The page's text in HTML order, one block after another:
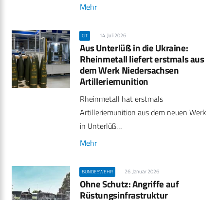
Mehr
CIT 14. Juli 2026
Aus Unterlüß in die Ukraine:
Rheinmetall liefert erstmals aus
dem Werk Niedersachsen
Artilleriemunition
Rheinmetall hat erstmals
Artilleriemunition aus dem neuen Werk
in Unterlüß…
Mehr
BUNDESWEHR 26. Januar 2026
Ohne Schutz: Angriffe auf
Rüstungsinfrastruktur